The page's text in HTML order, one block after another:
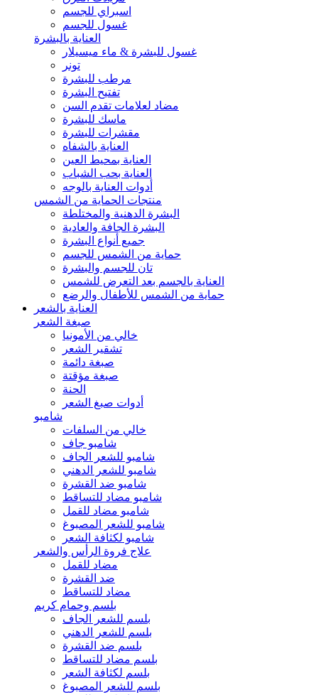
اسبراي للجسم
غسول للجسم
العناية بالبشرة
غسول للبشرة & ماء ميسيلار
تونر
مرطب للبشرة
تفتيح البشرة
مضاد لعلامات تقدم السن
ماسك للبشرة
مقشرات للبشرة
العناية بالشفاه
العناية بمحيط العين
العناية بحب الشباب
أدوات العناية بالوجه
منتجات الحماية من الشمس
البشرة الدهنية والمختلطة
البشرة الجافة والعادية
جميع أنواع البشرة
حماية من الشمس للجسم
تان للجسم والبشرة
العناية بالجسم بعد التعرض للشمس
حماية من الشمس للأطفال والرضع
العناية بالشعر
صبغة الشعر
خالي من الأمونيا
تشقير الشعر
صبغة دائمة
صبغة مؤقتة
الحنة
أدوات صبغ الشعر
شامبو
خالي من السلفات
شامبو جاف
شامبو للشعر الجاف
شامبو للشعر الدهني
شامبو ضد القشرة
شامبو مضاد للتساقط
شامبو مضاد للقمل
شامبو للشعر المصبوغ
شامبو لكثافة الشعر
علاج فروة الرأس والشعر
مضاد للقمل
ضد القشرة
مضاد للتساقط
بلسم وحمام كريم
بلسم للشعر الجاف
بلسم للشعر الدهني
بلسم ضد القشرة
بلسم مضاد للتساقط
بلسم لكثافة الشعر
بلسم للشعر المصبوغ